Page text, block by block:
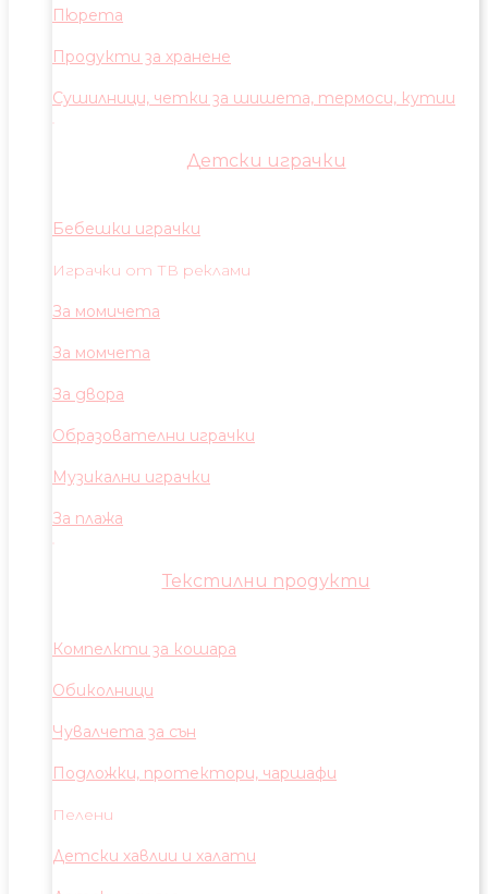
Пюрета
Продукти за хранене
Сушилници, четки за шишета, термоси, кутии
Детски играчки
Бебешки играчки
Играчки от ТВ реклами
За момичета
За момчета
За двора
Образователни играчки
Музикални играчки
За плажа
Текстилни продукти
Компелкти за кошара
Обиколници
Чувалчета за сън
Подложки, протектори, чаршафи
Пелени
Детски хавлии и халати